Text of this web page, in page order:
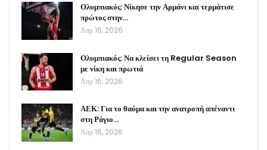
Ολυμπιακός: Νίκησε την Αρμάνι και τερμάτισε
πρώτος στην…
Απρ 16, 2026
Ολυμπιακός: Να κλείσει τη Regular Season
με νίκη και πρωτιά
Απρ 16, 2026
ΑΕΚ: Για το θαύμα και την ανατροπή απέναντι
στη Ράγιο…
Απρ 16, 2026